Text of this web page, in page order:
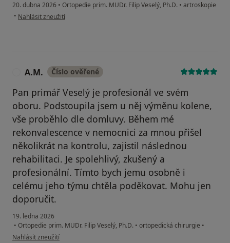
20. dubna 2026 • Ortopedie prim. MUDr. Filip Veselý, Ph.D. • artroskopie
• podle názoru uživatele Markéta
Nahlásit zneužití
A.M. Číslo ověřené
Pan primář Veselý je profesionál ve svém
oboru. Podstoupila jsem u něj výměnu kolene,
vše proběhlo dle domluvy. Během mé
rekonvalescence v nemocnici za mnou přišel
několikrát na kontrolu, zajistil následnou
rehabilitaci. Je spolehlivý, zkušený a
profesionální. Tímto bych jemu osobně i
celému jeho týmu chtěla poděkovat. Mohu jen
doporučit.
19. ledna 2026
• Ortopedie prim. MUDr. Filip Veselý, Ph.D. • ortopedická chirurgie •
podle názoru uživatele A.M.
Nahlásit zneužití